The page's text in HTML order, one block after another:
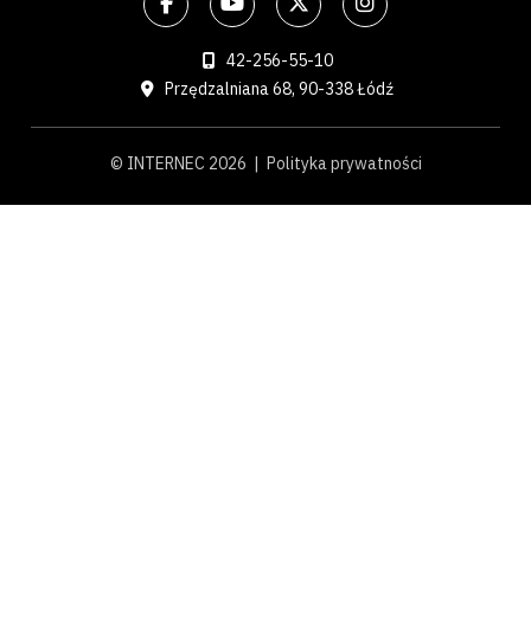
42-256-55-10
Przędzalniana 68, 90-338 Łódź
© INTERNEC 2026 | Polityka prywatności